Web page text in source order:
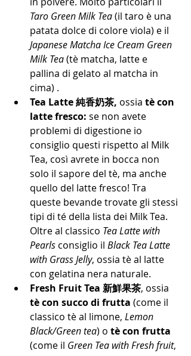
Taro Green Milk Tea (il taro è una
patata dolce di colore viola) e il
Japanese Matcha Ice Cream Green
Milk Tea (tè matcha, latte e
pallina di gelato al matcha in
cima) .
Tea Latte純香奶茶, ossia tè con
latte fresco: se non avete
problemi di digestione io
consiglio questi rispetto al Milk
Tea, così avrete in bocca non
solo il sapore del tè, ma anche
quello del latte fresco! Tra
queste bevande trovate gli stessi
tipi di té della lista dei Milk Tea.
Oltre al classico Tea Latte with
Pearls consiglio il Black Tea Latte
with Grass Jelly, ossia tè al latte
con gelatina nera naturale.
Fresh Fruit Tea 新鮮果茶, ossia
tè con succo di frutta (come il
classico tè al limone, Lemon
Black/Green tea) o tè con frutta
(come il Green Tea with Fresh fruit,